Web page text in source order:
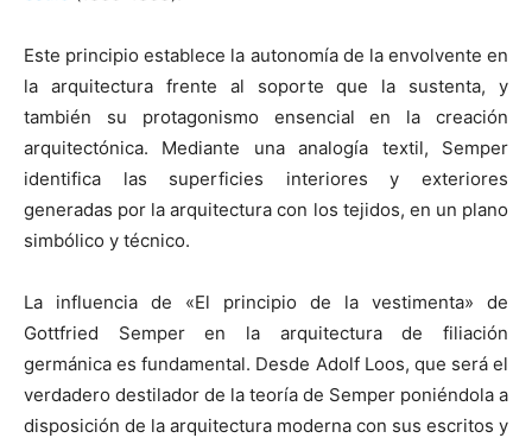
Este principio establece la autonomía de la envolvente en
la arquitectura frente al soporte que la sustenta, y
también su protagonismo ensencial en la creación
arquitectónica. Mediante una analogía textil, Semper
identifica las superficies interiores y exteriores
generadas por la arquitectura con los tejidos, en un plano
simbólico y técnico.
La influencia de «El principio de la vestimenta» de
Gottfried Semper en la arquitectura de filiación
germánica es fundamental. Desde Adolf Loos, que será el
verdadero destilador de la teoría de Semper poniéndola a
disposición de la arquitectura moderna con sus escritos y